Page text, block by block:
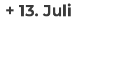
13. Juli